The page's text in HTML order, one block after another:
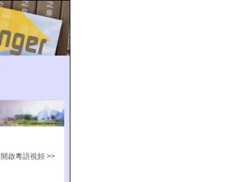
開啟粵語視頻 >>